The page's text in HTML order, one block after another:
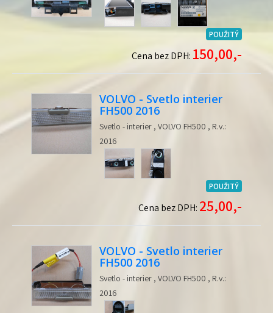
POUŽITÝ
Cena bez DPH: 150,00,-
VOLVO - Svetlo interier
FH500 2016
Svetlo - interier , VOLVO FH500 , R.v.:
2016
POUŽITÝ
Cena bez DPH: 25,00,-
VOLVO - Svetlo interier
FH500 2016
Svetlo - interier , VOLVO FH500 , R.v.:
2016